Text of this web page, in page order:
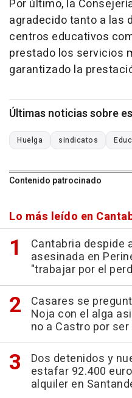
Por último, la
agradecido tanto a las
centros educativos
prestado los servicios
garantizado la
Últimas noticias sobre
Huelga sindicatos
Contenido patrocinado
Lo más leído en
Cantabria despide
asesinada en
"trabajar por el
Casares se
Noja con el alga
no a Castro por ser
Dos detenidos y
estafar 92.400
alquiler en